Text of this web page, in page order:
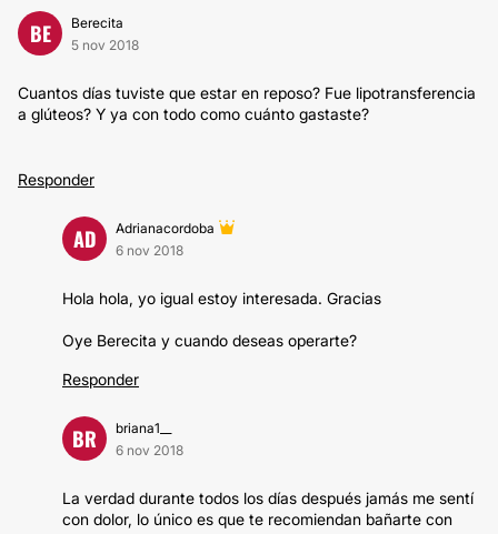
BE
Berecita
5 nov 2018
Cuantos días tuviste que estar en reposo? Fue lipotransferencia
a glúteos? Y ya con todo como cuánto gastaste?
Responder
AD
Adrianacordoba
6 nov 2018
Hola hola, yo igual estoy interesada. Gracias
Oye Berecita y cuando deseas operarte?
Responder
BR
briana1__
6 nov 2018
La verdad durante todos los días después jamás me sentí
con dolor, lo único es que te recomiendan bañarte con